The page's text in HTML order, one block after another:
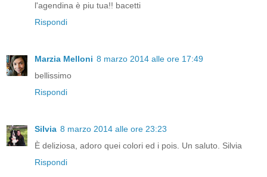
l'agendina è piu tua!! bacetti
Rispondi
Marzia Melloni 8 marzo 2014 alle ore 17:49
bellissimo
Rispondi
Silvia 8 marzo 2014 alle ore 23:23
È deliziosa, adoro quei colori ed i pois. Un saluto. Silvia
Rispondi